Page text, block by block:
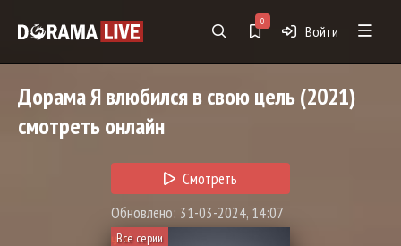
0
Войти
ДорамаЯ влюбился в свою цель(2021)
смотреть онлайн
Смотреть
Обновлено: 31-03-2024, 14:07
Все серии